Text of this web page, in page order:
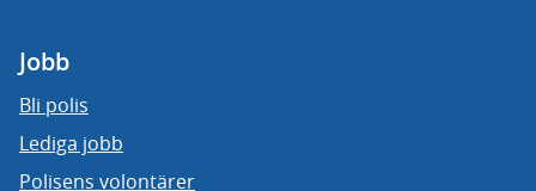
Jobb
Bli polis
Lediga jobb
Polisens volontärer